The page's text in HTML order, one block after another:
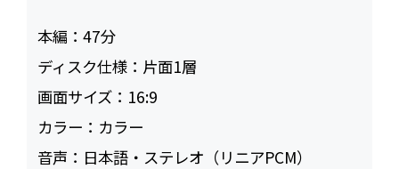
本編：47
ディスク仕様： 片面1層
画面サイズ： 16:9
カラー： カラー
音声： 日本語・ステレオ（リニアPCM）